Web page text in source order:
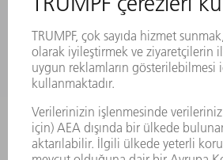
LAZER
ELEKTRIKLI ALETLER
SMART FACTORY
YAZILIM
SERVISLER
UYGULAMALAR
SEKTÖRLER
ŞIRKET
KARIYER